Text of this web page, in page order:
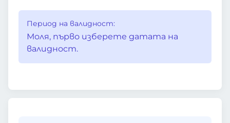
Период на валидност:
Моля, първо изберете датата на
валидност.